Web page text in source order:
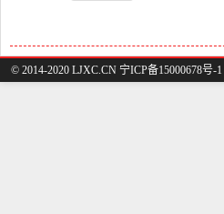
© 2014-2020 LJXC.CN 宁ICP备15000678号-1 |